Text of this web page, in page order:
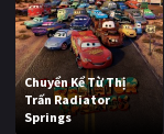
Chuyển Kể Từ Thị
Trấn Radiator
Springs